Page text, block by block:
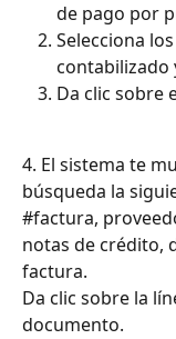
de pago por
Selecciona
contabilizado
Da clic sobre
4. El sistema te
búsqueda la
#factura,
notas de crédito,
factura.
Da clic sobre la
documento.